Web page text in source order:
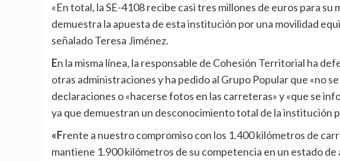
«En total, la SE-4108 recibe casi tres millones de euros para
demuestra la apuesta de esta institución por una movilidad
señalado Teresa Jiménez.
En la misma línea, la responsable de Cohesión Territorial ha defendido la gestión provincial frente a la de
otras administraciones y ha pedido al Grupo Popular que «no
declaraciones o «hacerse fotos en las carreteras» y «que se
ya que demuestran un desconocimiento total de la institución
«Frente a nuestro compromiso con los 1.400 kilómetros de carreteras de titularidad provincial, la Junta
mantiene 1.900 kilómetros de su competencia en un estado